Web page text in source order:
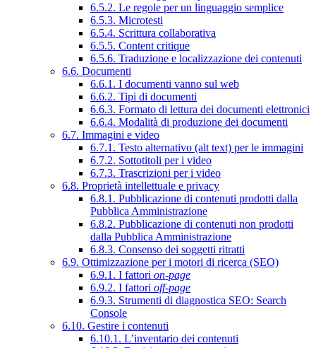
6.5.2. Le regole per un linguaggio semplice
6.5.3. Microtesti
6.5.4. Scrittura collaborativa
6.5.5. Content critique
6.5.6. Traduzione e localizzazione dei contenuti
6.6. Documenti
6.6.1. I documenti vanno sul web
6.6.2. Tipi di documenti
6.6.3. Formato di lettura dei documenti elettronici
6.6.4. Modalità di produzione dei documenti
6.7. Immagini e video
6.7.1. Testo alternativo (alt text) per le immagini
6.7.2. Sottotitoli per i video
6.7.3. Trascrizioni per i video
6.8. Proprietà intellettuale e privacy
6.8.1. Pubblicazione di contenuti prodotti dalla
Pubblica Amministrazione
6.8.2. Pubblicazione di contenuti non prodotti
dalla Pubblica Amministrazione
6.8.3. Consenso dei soggetti ritratti
6.9. Ottimizzazione per i motori di ricerca (SEO)
6.9.1. I fattori on-page
6.9.2. I fattori off-page
6.9.3. Strumenti di diagnostica SEO: Search
Console
6.10. Gestire i contenuti
6.10.1. L’inventario dei contenuti